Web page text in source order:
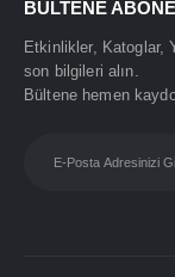
BÜLTENE
Etkinlikler, Katoglar,
son bilgileri alın.
Bültene hemen